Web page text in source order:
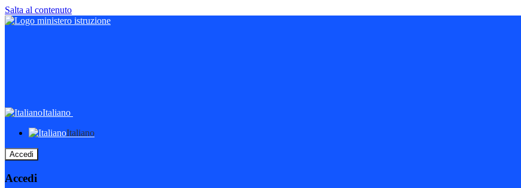
Salta al contenuto
Italiano
Italiano
Accedi
Accedi